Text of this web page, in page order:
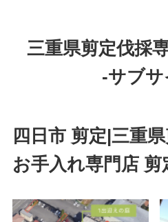
三重県剪定伐採
-サブ
四日市 剪定|三重
お手入れ専門店 剪